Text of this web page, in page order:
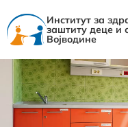
Институт за
заштиту деце и
Војводине